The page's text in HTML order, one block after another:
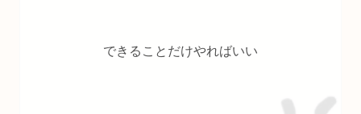
できることだけやればいい